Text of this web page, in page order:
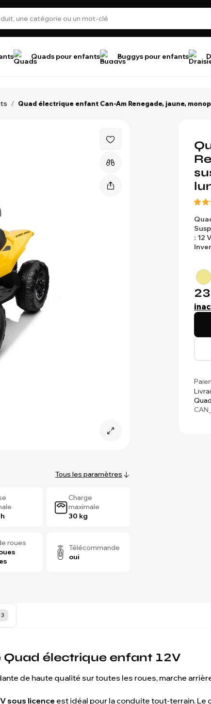
Quads pour enfants Buggys pour enfants
/ Quad électrique enfant Can-Am Renegade, jaune,
Tous les paramètres
Charge
maximale
30 kg
roues
Télécommande
oui
: 12
3
Quad électrique enfant 12V
de haute qualité sur toutes les roues, marche
sous licence est idéal pour la conduite tout-terrain. Le